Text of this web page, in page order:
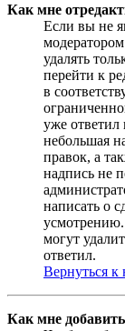
Как мне
Если вы не
удалять
перейти к
в
уже ответил
небольшая
правок, а
надпись не
написать о
могут
ответил.
Вернуться к
Как мне